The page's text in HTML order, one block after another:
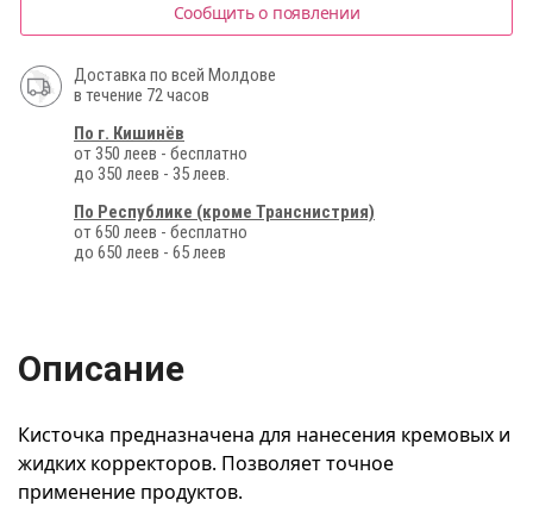
Сообщить о появлении
Доставка по всей Молдове
в течение 72 часов
По г. Кишинёв
от 350 леев - бесплатно
до 350 леев - 35 леев.
По Республике (кроме Транснистрия)
от 650 леев - бесплатно
до 650 леев - 65 леев
Описание
Кисточка предназначена для нанесения кремовых и
жидких корректоров. Позволяет точное
применение продуктов.